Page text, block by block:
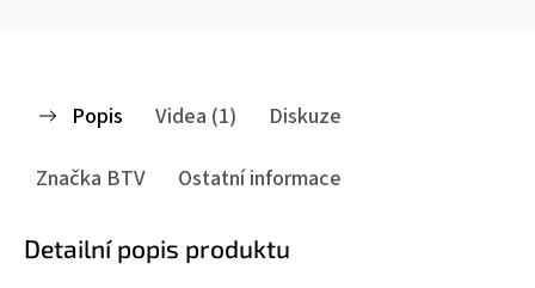
Popis Videa (1)
Diskuze
Značka BTV Ostatní informace
Detailní popis produktu